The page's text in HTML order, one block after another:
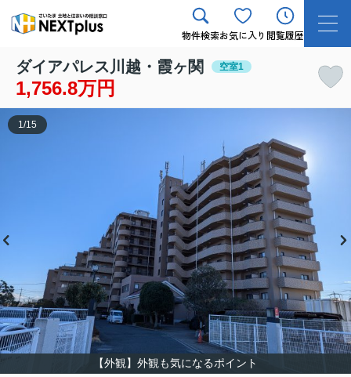
物件検索お気に入り 閲覧履歴
ダイアパレス川越・霞ヶ関 空室1
1,756.8万円
【外観】外観も気になるポイント
1 /15